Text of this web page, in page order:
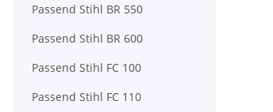
Passend Stihl BR 550
Passend Stihl BR 600
Passend Stihl FC 100
Passend Stihl FC 110